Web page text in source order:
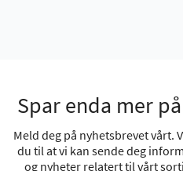
Spar enda mer
Meld deg på nyhetsbrevet vårt.
du til at vi kan sende deg
og nyheter relatert til vårt